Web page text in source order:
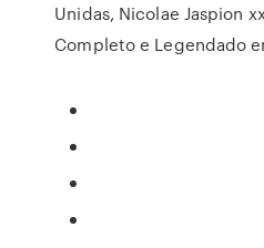
Unidas, Nicolae Jaspion
Completo e Legendado